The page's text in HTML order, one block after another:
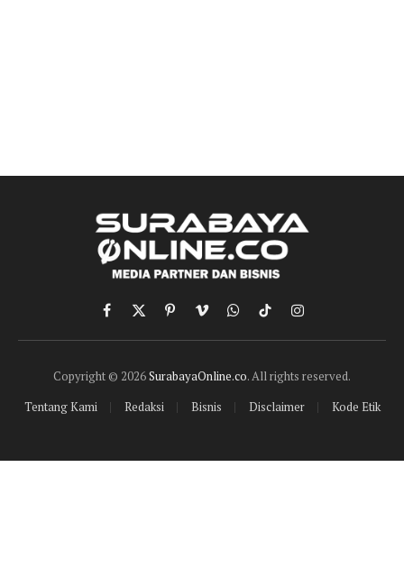
Facebook
X
(Twitter)
PinterestVimeoWhatsApp
TikTokInstagram
Copyright © 2026SurabayaOnline.co. All rights reserved.
Tentang Kami
Redaksi Bisnis Disclaimer Kode Etik